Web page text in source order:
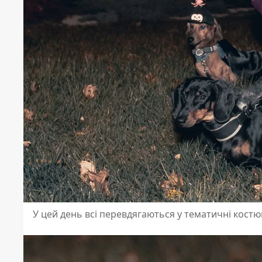
У цей день всі перевдягаються у тематичні